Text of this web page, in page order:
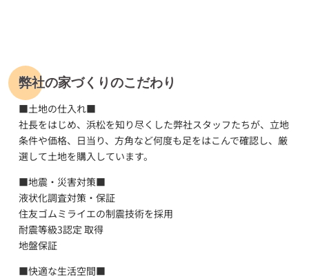
弊社の家づくりのこだわり
■土地の仕入れ■
社長をはじめ、浜松を知り尽くした弊社スタッフたちが、立地
条件や価格、日当り、方角など何度も足をはこんで確認し、厳
選して土地を購入しています。
■地震・災害対策■
液状化調査対策・保証
住友ゴムミライエの制震技術を採用
耐震等級3認定 取得
地盤保証
■快適な生活空間■